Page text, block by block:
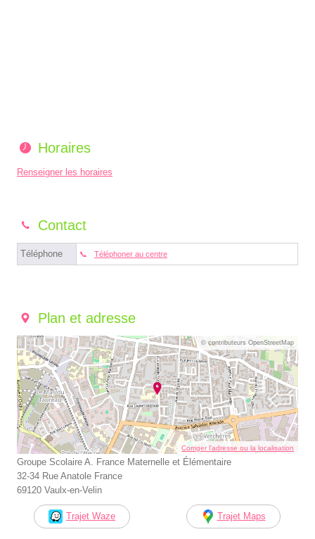
Horaires
Renseigner les horaires
Contact
Téléphone Téléphoner au centre
Plan et adresse
© contributeurs OpenStreetMap
Corriger l’adresse ou la localisation
Groupe Scolaire A. France Maternelle et Élémentaire
32-34 Rue Anatole France
69120 Vaulx-en-Velin
Trajet Waze Trajet Maps